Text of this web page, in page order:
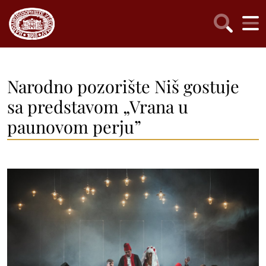
Narodno pozorište Niš gostuje
sa predstavom „Vrana u
paunovom perju”